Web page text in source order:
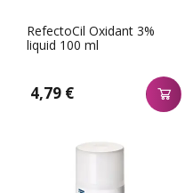
RefectoCil Oxidant 3%
liquid 100 ml
4,79 €